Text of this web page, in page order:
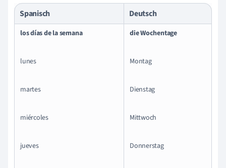
Spanisch Deutsch
los días de la semana
lunes
martes
miércoles
jueves
die Wochentage
Montag
Dienstag
Mittwoch
Donnerstag